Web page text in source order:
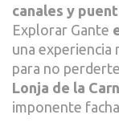
canales y
Explorar Gante
una experiencia
para no
Lonja de la
imponente